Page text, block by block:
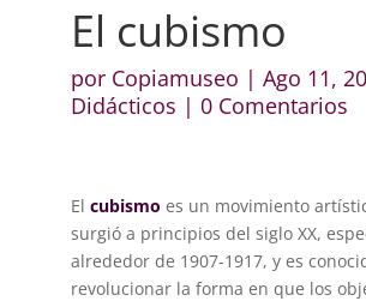
El cubismo
por Copiamuseo | Ago 11,
Didácticos | 0 Comentarios
El cubismo es un movimiento
surgió a principios del siglo XX,
alrededor de 1907-1917, y es
revolucionar la forma en que los